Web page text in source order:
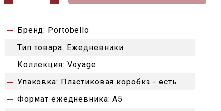
Бренд: Portobello
Тип товара: Ежедневники
Коллекция: Voyage
Упаковка: Пластиковая коробка - есть
Формат ежедневника: А5